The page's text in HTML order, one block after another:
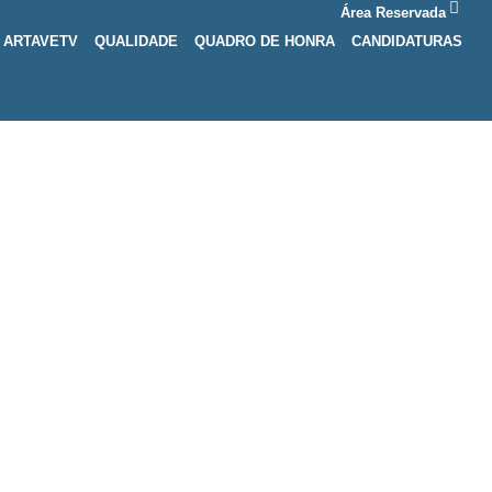
Área Reservada
ARTAVETV
QUALIDADE QUADRO DE HONRA CANDIDATURAS